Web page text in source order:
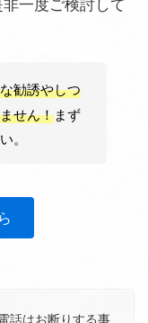
勧誘やしつ
せん！まず
。
話はお断りする事